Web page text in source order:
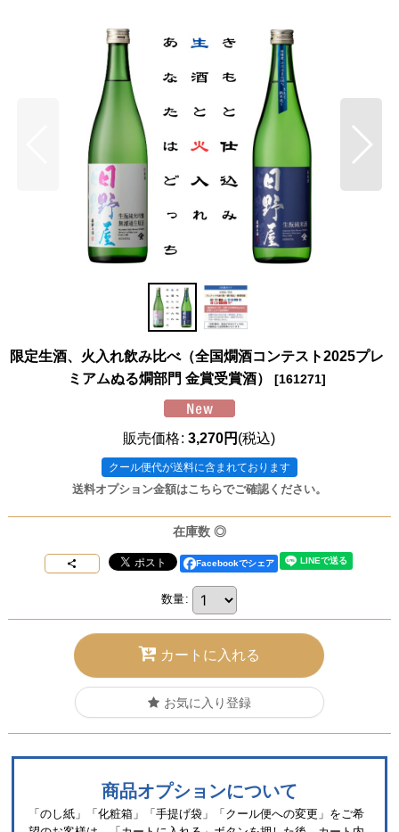
限定生酒、火入れ飲み比べ（全国燗酒コンテスト2025プレ
ミアムぬる燗部門 金賞受賞酒）
[161271]
販売価格: 3,270円 (税込)
クール便
送料オプション金額はこちらでご確認ください。
在庫数 ◎
Facebookでシェア
数量:
カートに入れる
お気に入り登録
商品オプションについて
「のし紙」「化粧箱」「手提げ袋」「クール便への変更」をご希